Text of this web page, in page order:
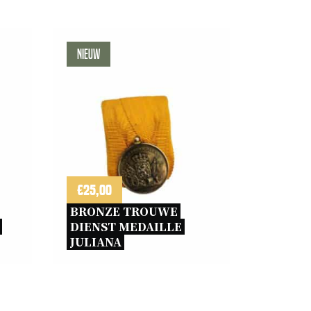
Nieuw
€25,00
BRONZE TROUWE
DIENST MEDAILLE
JULIANA